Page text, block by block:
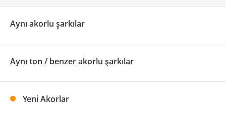
Aynı akorlu şarkılar
Aynı ton / benzer akorlu şarkılar
Yeni Akorlar